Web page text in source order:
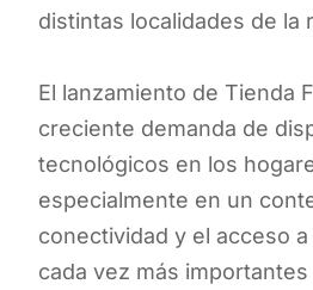
distintas localidades de la
El lanzamiento de Tienda
creciente demanda de
tecnológicos en los
especialmente en un
conectividad y el acceso
cada vez más